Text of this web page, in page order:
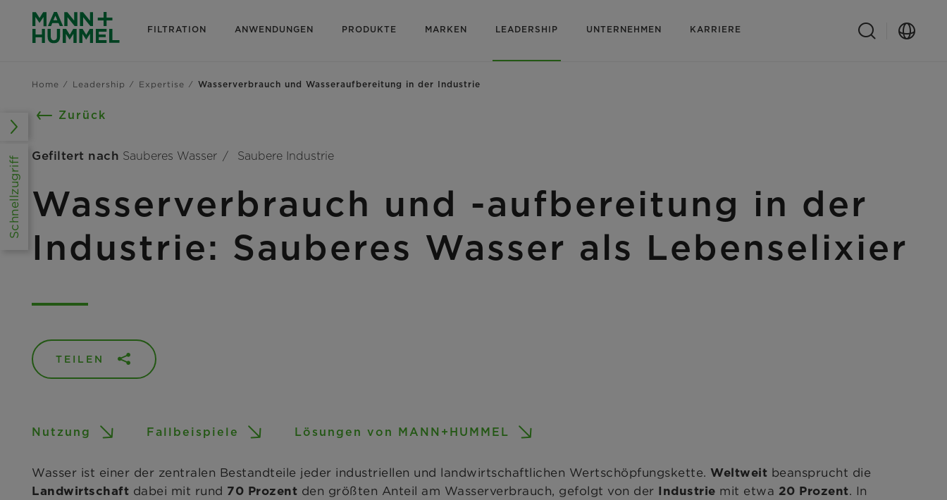
FILTRATION ANWENDUNGEN PRODUKTE MARKEN LEADERSHIP UNTERNEHMEN KARRIERE
Home Leadership Expertise Wasserverbrauch und Wasseraufbereitung in der Industrie
Zurück
Gefiltert nach Sauberes Wasser Saubere Industrie
Wasserverbrauch und -aufbereitung in der
Industrie: Sauberes Wasser als Lebenselixier
TEILEN
Nutzung Fallbeispiele Lösungen von MANN+HUMMEL
Wasser ist einer der zentralen Bestandteile jeder industriellen und landwirtschaftlichen Wertschöpfungskette. Weltweit beansprucht die
Landwirtschaft dabei mit rund 70 Prozent den größten Anteil am Wasserverbrauch, gefolgt von der Industrie mit etwa 20 Prozent. In
Schnellzugriff